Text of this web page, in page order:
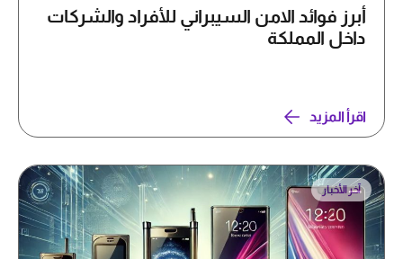
أبرز فوائد الامن السيبراني للأفراد والشركات
داخل المملكة
اقرأ المزيد
آخر الأخبار